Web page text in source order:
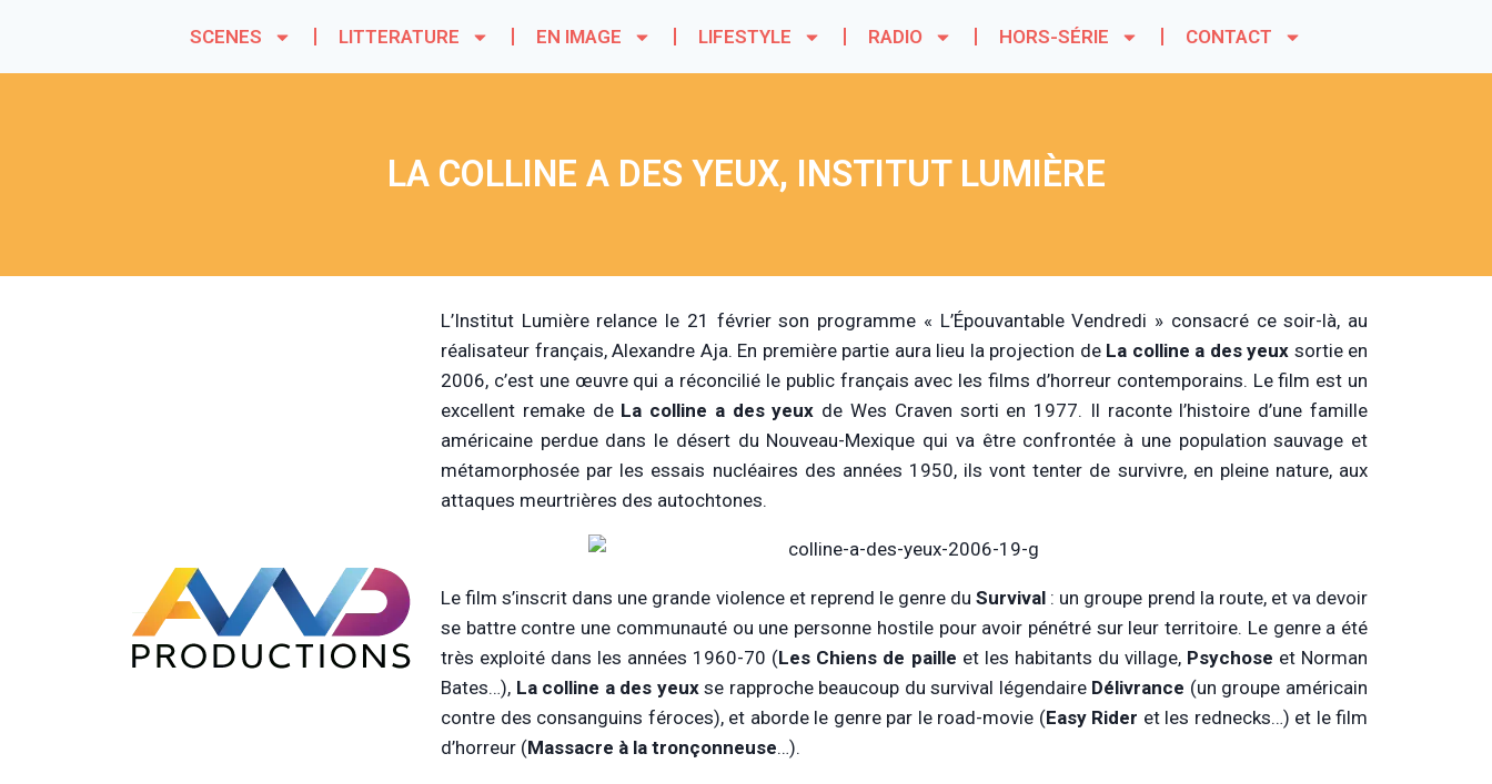
SCENES LITTERATURE EN IMAGE LIFESTYLE RADIO HORS-SÉRIE CONTACT
LA COLLINE A DES YEUX, INSTITUT LUMIÈRE
L’Institut Lumière relance le 21 février son programme « L’Épouvantable Vendredi » consacré ce soir-là, au
réalisateur français, Alexandre Aja. En première partie aura lieu la projection de La colline a des yeux sortie en
2006, c’est une œuvre qui a réconcilié le public français avec les films d’horreur contemporains. Le film est un
excellent remake de La colline a des yeux de Wes Craven sorti en 1977. Il raconte l’histoire d’une famille
américaine perdue dans le désert du Nouveau-Mexique qui va être confrontée à une population sauvage et
métamorphosée par les essais nucléaires des années 1950, ils vont tenter de survivre, en pleine nature, aux
attaques meurtrières des autochtones.
Le film s’inscrit dans une grande violence et reprend le genre duSurvival : un groupe prend la route, et va devoir
se battre contre une communauté ou une personne hostile pour avoir pénétré sur leur territoire. Le genre a été
très exploité dans les années 1960-70 (Les Chiens de paille et les habitants du village, Psychose et Norman
Bates…), La colline a des yeuxse rapproche beaucoup du survival légendaire Délivrance (un groupe américain
contre des consanguins féroces), et aborde le genre par le road-movie (Easy Rider et les rednecks…) et le film
d’horreur (Massacre à la tronçonneuse…).